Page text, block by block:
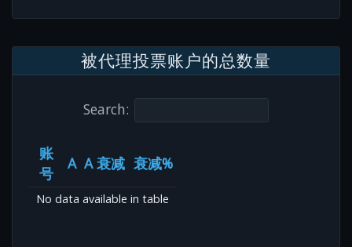
被代理投票账户的总数量
Search:
账
号
A A 衰减 衰减%
No data available in table